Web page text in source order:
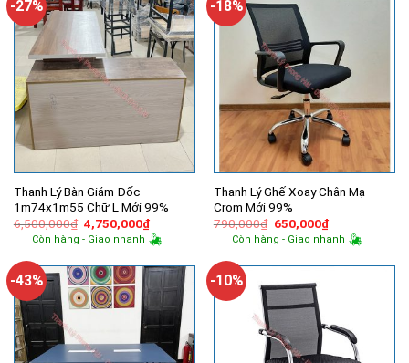
-27%
Thanh Lý Bàn Giám Đốc
1m74x1m55 Chữ L Mới 99%
6,500,000₫ Giá
gốc
là:
4,750,000₫Giá
hiện
tại
4,750,000₫.
Còn hàng - Giao nhanh
-18%
Thanh Lý Ghế Xoay Chân Mạ
Crom Mới 99%
790,000₫ Giá
gốc
là:
650,000₫Giá
hiện
tại
650,000₫.
Còn hàng - Giao nhanh
-43% -10%